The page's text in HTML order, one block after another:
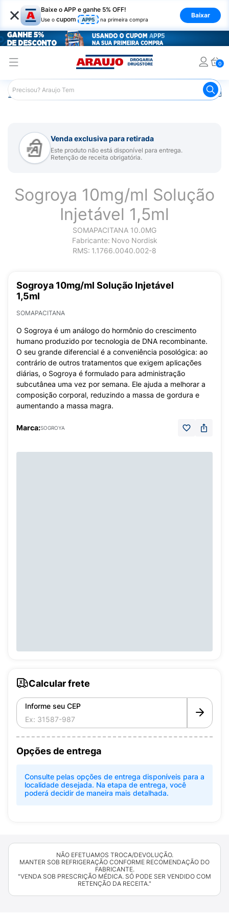
× Baixe o APP e ganhe 5% OFF!
Use o cupom APP5 na primeira compra
Baixar
0
Araujo Medicamentos
Venda exclusiva para retirada
Este produto não está disponível para entrega.
Retenção de receita obrigatória.
Sogroya 10mg/ml Solução
Injetável 1,5ml
SOMAPACITANA 10.0MG
Fabricante: Novo Nordisk
RMS: 1.1766.0040.002-8
Sogroya 10mg/ml Solução Injetável
1,5ml
SOMAPACITANA
O Sogroya é um análogo do hormônio do crescimento
humano produzido por tecnologia de DNA recombinante.
O seu grande diferencial é a conveniência posológica: ao
contrário de outros tratamentos que exigem aplicações
diárias, o Sogroya é formulado para administração
subcutânea uma vez por semana. Ele ajuda a melhorar a
composição corporal, reduzindo a massa de gordura e
aumentando a massa magra.
Marca:SOGROYA
Calcular frete
Informe seu CEP
Opções de entrega
Consulte pelas opções de entrega disponíveis para a
localidade desejada. Na etapa de entrega, você
poderá decidir de maneira mais detalhada.
NÃO EFETUAMOS TROCA/DEVOLUÇÃO.
MANTER SOB REFRIGERAÇÃO CONFORME RECOMENDAÇÃO DO
FABRICANTE.
"VENDA SOB PRESCRIÇÃO MÉDICA. SÓ PODE SER VENDIDO COM
RETENÇÃO DA RECEITA."